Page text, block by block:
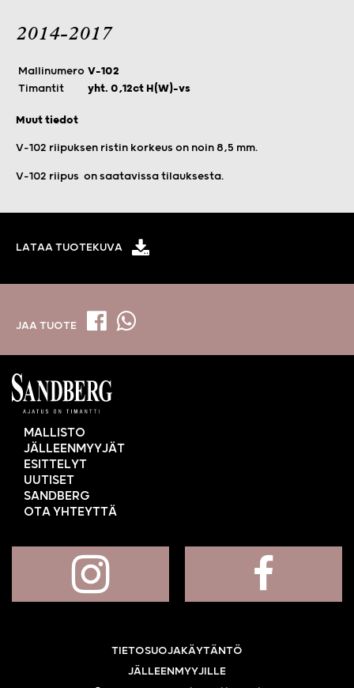
2014-2017
Mallinumero V-102
Timantit
yht. 0,12ct H(W)-vs
Muut tiedot
V-102 riipuksen ristin korkeus on noin 8,5 mm.
V-102 riipus on saatavissa tilauksesta.
LATAA TUOTEKUVA
JAA TUOTE
MALLISTO
JÄLLEENMYYJÄT
ESITTELYT
UUTISET
SANDBERG
OTA YHTEYTTÄ
TIETOSUOJAKÄYTÄNTÖ
JÄLLEENMYYJILLE